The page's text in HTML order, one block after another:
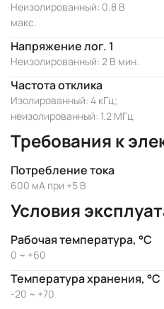
Неизолированный: 0.8 В
макс.
Напряжение лог. 1
Неизолированный: 2 В мин.
Частота отклика
Изолированный: 4 кГц;
неизолированный: 1.2 МГц
Требования к
Потребление тока
600 мА при +5 В
Условия
Рабочая температура, °C
0 ~ +60
Температура хранения, °C
-20 ~ +70